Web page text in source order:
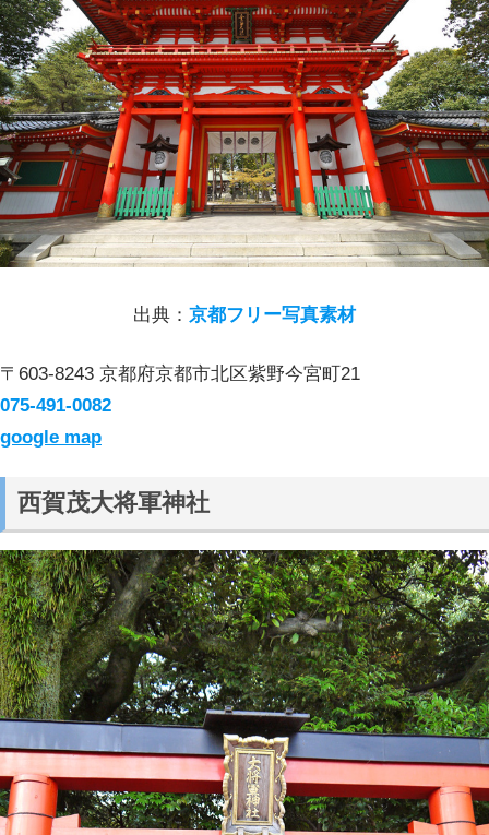
出典： 京都フリー写真素材
〒603-8243 京都府京都市北区紫野今宮町21
075-491-0082
google map
西賀茂大将軍神社